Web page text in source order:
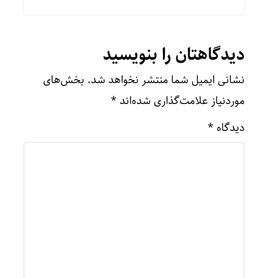
دیدگاهتان را بنویسید
نشانی ایمیل شما منتشر نخواهد شد. بخش‌های
موردنیاز علامت‌گذاری شده‌اند *
دیدگاه *